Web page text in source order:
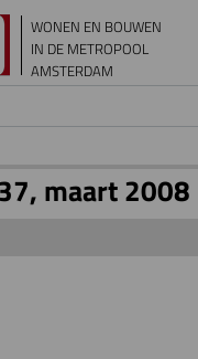
gaan
WONEN EN BOUWEN
IN DE METROPOOL
AMSTERDAM
maart 2008